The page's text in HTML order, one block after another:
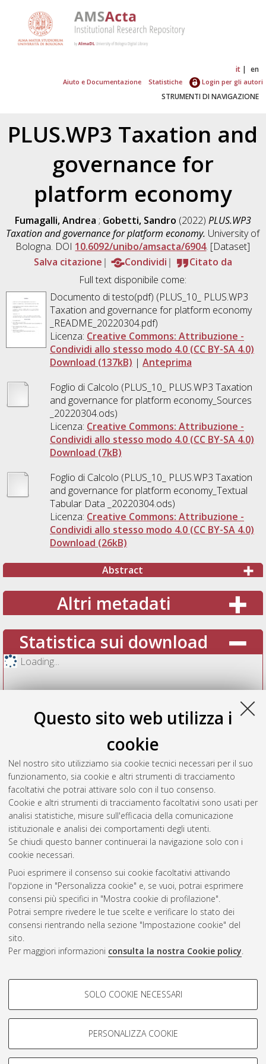
Questo sito web utilizza i
cookie
Nel nostro sito utilizziamo sia cookie tecnici necessari per il suo
funzionamento, sia cookie e altri strumenti di tracciamento
facoltativi che potrai attivare solo con il tuo consenso.
Cookie e altri strumenti di tracciamento facoltativi sono usati per
analisi statistiche, misure sull'efficacia della comunicazione
istituzionale e analisi dei comportamenti degli utenti.
Se chiudi questo banner continuerai la navigazione solo con i
cookie necessari.
Puoi esprimere il consenso sui cookie facoltativi attivando
l'opzione in "Personalizza cookie" e, se vuoi, potrai esprimere
consensi più specifici in "Mostra cookie di profilazione".
Potrai sempre rivedere le tue scelte e verificare lo stato dei
consensi rientrando nella sezione "Impostazione cookie" del
sito.
Per maggiori informazioni consulta la nostra Cookie policy.
COOKIE DI PROFILAZIONE -
Si tratta di cookie utilizzati per analizzare le caratteristiche della
navigazione degli utenti, creare profili in base al loro comportamento
Mostra cookie di profilazione
SOLO COOKIE NECESSARI
PERSONALIZZA COOKIE
it en
Aiuto e Documentazione Statistiche Login per gli autori
STRUMENTI DI NAVIGAZIONE
PLUS.WP3 Taxation and
governance for
platform economy
Fumagalli, Andrea ; Gobetti, Sandro (2022) PLUS.WP3
Taxation and governance for platform economy. University of
Bologna. DOI 10.6092/unibo/amsacta/6904. [Dataset]
Salva citazione
Condividi
Citato da
Full text disponibile come:
Documento di testo(pdf) (PLUS_10_ PLUS.WP3
Taxation and governance for platform economy
_README_20220304.pdf)
Licenza: Creative Commons: Attribuzione -
Condividi allo stesso modo 4.0 (CC BY-SA 4.0)
Download (137kB) | Anteprima
Foglio di Calcolo (PLUS_10_ PLUS.WP3 Taxation
and governance for platform economy_Sources
_20220304.ods)
Licenza: Creative Commons: Attribuzione -
Condividi allo stesso modo 4.0 (CC BY-SA 4.0)
Download (7kB)
Foglio di Calcolo (PLUS_10_ PLUS.WP3 Taxation
and governance for platform economy_Textual
Tabular Data _20220304.ods)
Licenza: Creative Commons: Attribuzione -
Condividi allo stesso modo 4.0 (CC BY-SA 4.0)
Download (26kB)
Abstract
Altri metadati
Statistica sui download
Loading...
Vedi altre statistiche
Gestione del documento:
Atom
Rss
2.0
AMS Acta
ISSN: 2038-7954
re3data.org -
doi.org/10.17616/R3P19R
Servizio implementato e
Impostazioni Cookie
repository